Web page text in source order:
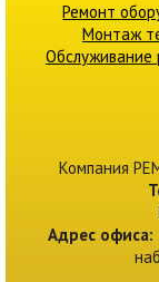
Компания
Адрес офиса:
Ремонт
Монтаж
Обслуживание